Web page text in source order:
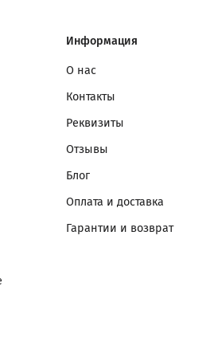
Информация
О нас
Контакты
Реквизиты
Отзывы
Блог
Оплата и доставка
Гарантии и возврат